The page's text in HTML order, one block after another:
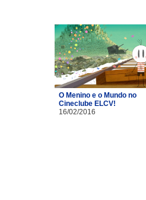
O Menino e o Mundo no
Cineclube ELCV!
16/02/2016